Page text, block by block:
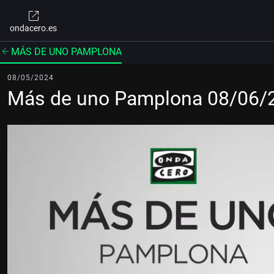
ondacero.es
MÁS DE UNO PAMPLONA
08/05/2024
Más de uno Pamplona 08/06/